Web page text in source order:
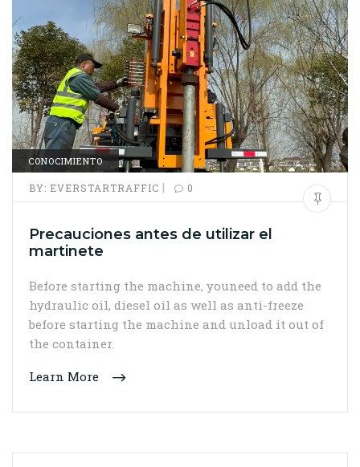
CONOCIMIENTO
BY: EVERSTARTRAFFIC | 0
Precauciones antes de utilizar el
martinete
Before starting the machine, youneed to add the
hydraulic oil, diesel oil as well as anti-freeze
before starting the machine and unload it out of
the container.
Learn More